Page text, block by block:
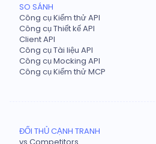
SO SÁNH
Công cụ Kiểm thử API
Công cụ Thiết kế API
Client API
Công cụ Tài liệu API
Công cụ Mocking API
Công cụ Kiểm thử MCP
ĐỐI THỦ CẠNH TRANH
vs Competitors